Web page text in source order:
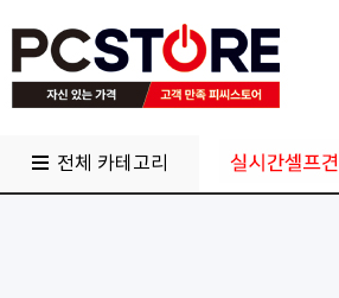
전체 카테고리